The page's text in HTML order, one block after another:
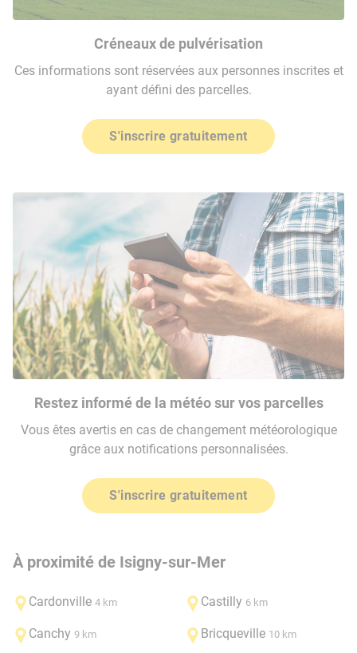
Créneaux de pulvérisation
Ces informations sont réservées aux personnes inscrites et
ayant défini des parcelles.
S'inscrire gratuitement
Restez informé de la météo sur vos parcelles
Vous êtes avertis en cas de changement météorologique
grâce aux notifications personnalisées.
S'inscrire gratuitement
À proximité de Isigny-sur-Mer
Cardonville 4 km Castilly 6 km
Canchy 9 km Bricqueville 10 km